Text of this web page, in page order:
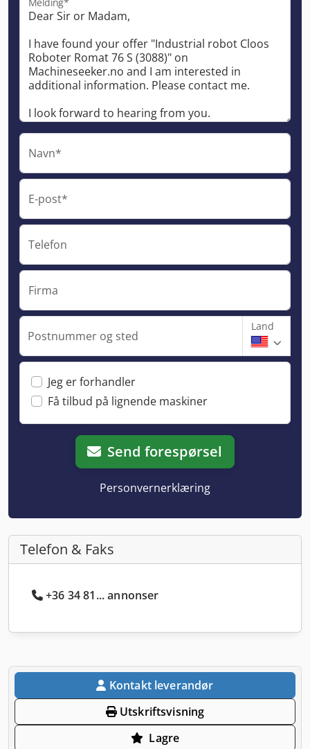
Navn*
E-post*
Telefon
Firma
Postnummer og sted
Land
Jeg er forhandler
Få tilbud på lignende maskiner
Send forespørsel
Personvernerklæring
Telefon & Faks
+36 34 81... annonser
Kontakt leverandør
Utskriftsvisning
Lagre